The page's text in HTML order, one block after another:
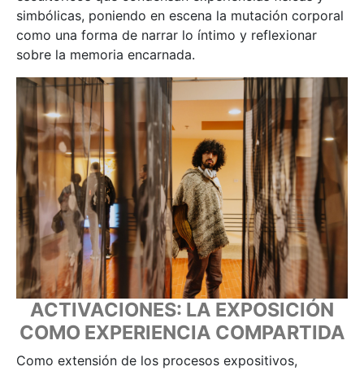
simbólicas, poniendo en escena la mutación corporal
como una forma de narrar lo íntimo y reflexionar
sobre la memoria encarnada.
ACTIVACIONES: LA EXPOSICIÓN
COMO EXPERIENCIA COMPARTIDA
Como extensión de los procesos expositivos,